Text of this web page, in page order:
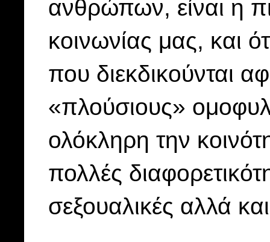
ανθρώπων, είναι η
κοινωνίας μας, και
που διεκδικούνται
«πλούσιους»
ολόκληρη την
πολλές
σεξουαλικές αλλά